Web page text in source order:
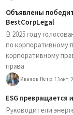
Объявлены
BestCorpLegal
В 2025 году
по корпоративному
корпоративному
права
Иванов Петр 13 окт,
ESG превращается
Руководители